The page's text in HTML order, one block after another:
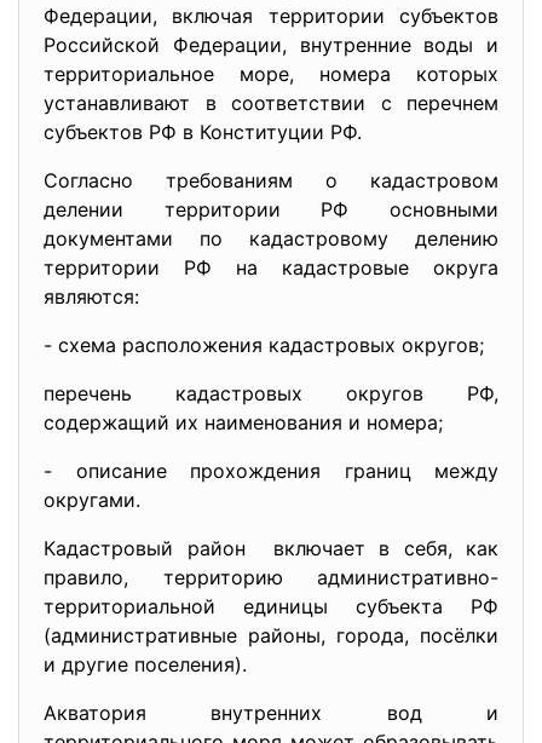
Федерации, включая территории субъектов
Российской Федерации, внутренние воды и
территориальное море, номера которых
устанавливают в соответствии с перечнем
субъектов РФ в Конституции РФ.
Согласно требованиям о кадастровом
делении территории РФ основными
документами по кадастровому делению
территории РФ на кадастровые округа
являются:
- схема расположения кадастровых округов;
перечень кадастровых округов РФ,
содержащий их наименования и номера;
- описание прохождения границ между
округами.
Кадастровый район включает в себя, как
правило, территорию административно-
территориальной единицы субъекта РФ
(административные районы, города, посёлки
и другие поселения).
Акватория внутренних вод и